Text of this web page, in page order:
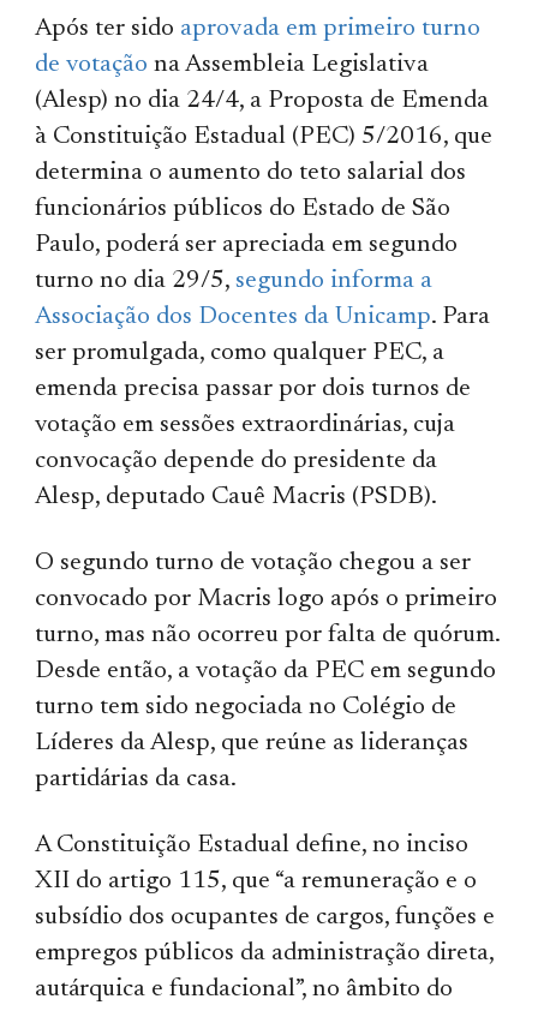
Após ter sido aprovada em primeiro turno
de votação na Assembleia Legislativa
(Alesp) no dia 24/4, a Proposta de Emenda
à Constituição Estadual (PEC) 5/2016, que
determina o aumento do teto salarial dos
funcionários públicos do Estado de São
Paulo, poderá ser apreciada em segundo
turno no dia 29/5,segundo informa a
Associação dos Docentes da Unicamp. Para
ser promulgada, como qualquer PEC, a
emenda precisa passar por dois turnos de
votação em sessões extraordinárias, cuja
convocação depende do presidente da
Alesp, deputado Cauê Macris (PSDB).
O segundo turno de votação chegou a ser
convocado por Macris logo após o primeiro
turno, mas não ocorreu por falta de quórum.
Desde então, a votação da PEC em segundo
turno tem sido negociada no Colégio de
Líderes da Alesp, que reúne as lideranças
partidárias da casa.
A Constituição Estadual define, no inciso
XII do artigo 115, que “a remuneração e o
subsídio dos ocupantes de cargos, funções e
empregos públicos da administração direta,
autárquica e fundacional”, no âmbito do